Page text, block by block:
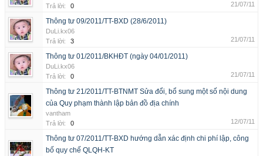
Trả lời:
0 21/07/11
Thông tư 09/2011/TT-BXD (28/6/2011)
DuLi.kx06
Trả lời:
3 21/07/11
Thông tư 01/2011/BKHĐT (ngày 04/01/2011)
DuLi.kx06
Trả lời:
0 21/07/11
Thông tư 21/2011/TT-BTNMT Sửa đổi, bổ sung một số nội dung
của Quy phạm thành lập bản đồ địa chính
vantham
Trả lời:
0 12/07/11
Thông tư 07/2011/TT-BXD hướng dẫn xác định chi phí lập, công
bố quy chế QLQH-KT